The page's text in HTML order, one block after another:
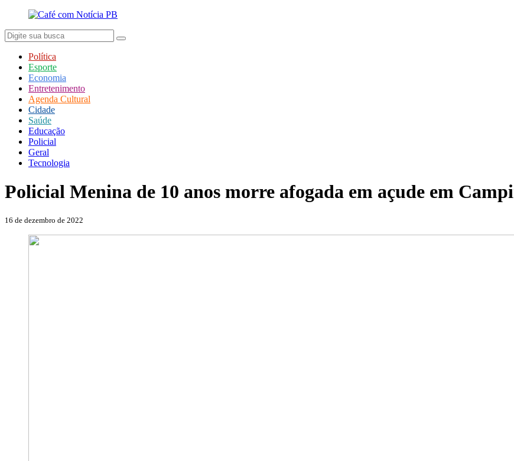
Política
Esporte
Economia
Entretenimento
Agenda Cultural
Cidade
Saúde
Educação
Policial
Geral
Tecnologia
Policial Menina de 10 anos morre afogada em açude em
16 de dezembro de 2022